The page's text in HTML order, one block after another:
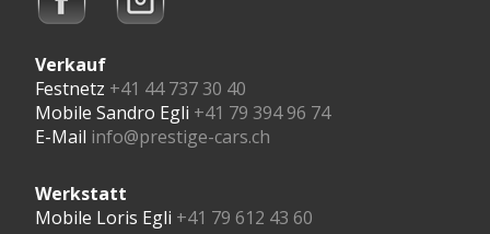
Verkauf
Festnetz +41 44 737 30 40
Mobile Sandro Egli +41 79 394 96 74
E-Mail info@prestige-cars.ch
Werkstatt
Mobile Loris Egli +41 79 612 43 60